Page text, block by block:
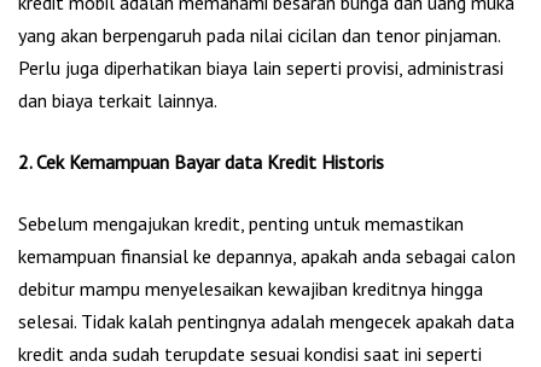
yang akan berpengaruh pada nilai cicilan dan tenor pinjaman.
Perlu juga diperhatikan biaya lain seperti provisi, administrasi
dan biaya terkait lainnya.
2. Cek Kemampuan Bayar data Kredit Historis
Sebelum mengajukan kredit, penting untuk memastikan
kemampuan finansial ke depannya, apakah anda sebagai calon
debitur mampu menyelesaikan kewajiban kreditnya hingga
selesai. Tidak kalah pentingnya adalah mengecek apakah data
kredit anda sudah terupdate sesuai kondisi saat ini seperti